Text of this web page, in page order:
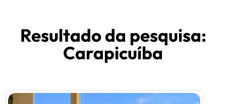
Resultado da pesquisa:
Carapicuíba